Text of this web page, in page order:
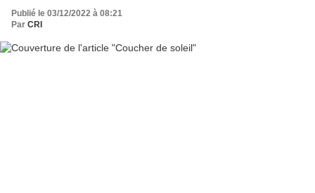
Publié le 03/12/2022 à 08:21
Par CRI